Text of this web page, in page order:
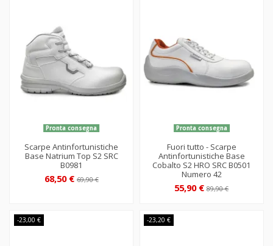
Pronta consegna
Scarpe Antinfortunistiche
Base Natrium Top S2 SRC
B0981
68,50 €69,90 €
Pronta consegna
Fuori tutto - Scarpe
Antinfortunistiche Base
Cobalto S2 HRO SRC B0501
Numero 42
55,90 €89,90 €
-23,00 € -23,20 €